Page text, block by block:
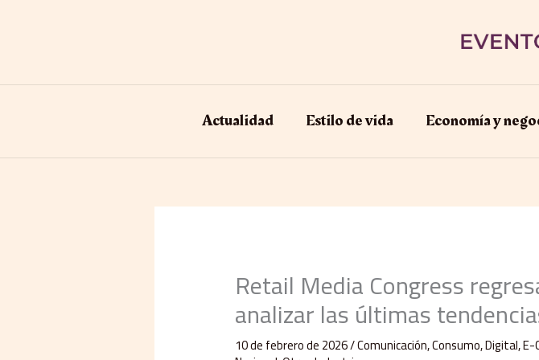
Actualidad Estilo de vida Economía y
Retail Media Congress
analizar las últimas
10 de febrero de 2026/Comunicación,Consumo,Digital,E-